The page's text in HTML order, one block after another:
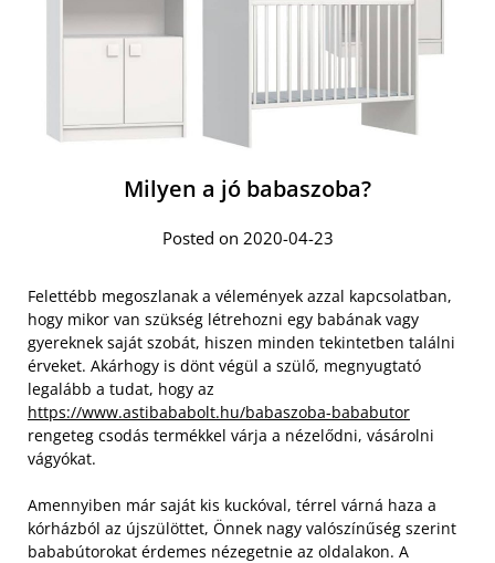
Milyen a jó babaszoba?
Posted on 2020-04-23
Felettébb megoszlanak a vélemények azzal kapcsolatban,
hogy mikor van szükség létrehozni egy babának vagy
gyereknek saját szobát, hiszen minden tekintetben találni
érveket. Akárhogy is dönt végül a szülő, megnyugtató
legalább a tudat, hogy az
https://www.astibababolt.hu/babaszoba-bababutor
rengeteg csodás termékkel várja a nézelődni, vásárolni
vágyókat.
Amennyiben már saját kis kuckóval, térrel várná haza a
kórházból az újszülöttet, Önnek nagy valószínűség szerint
bababútorokat érdemes nézegetnie az oldalakon. A